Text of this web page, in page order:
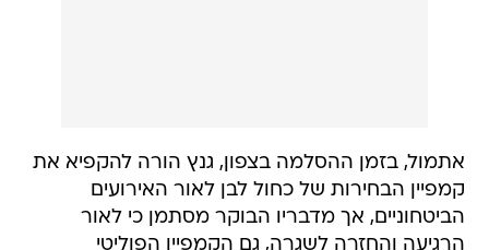
אתמול, בזמן ההסלמה בצפון, גנץ הורה להקפיא את
קמפיין הבחירות של כחול לבן לאור האירועים
הביטחוניים, אך מדבריו הבוקר מסתמן כי לאור
הרגיעה והחזרה לשגרה, גם הקמפיין הפוליטי